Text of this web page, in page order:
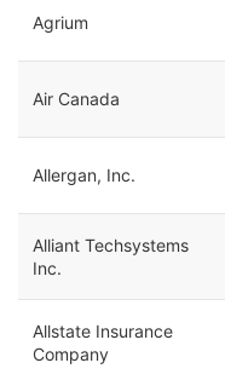
Agrium
Air Canada
Allergan, Inc.
Alliant Techsystems
Inc.
Allstate Insurance
Company